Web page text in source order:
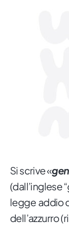
Si scrive «
(dall’inglese “
legge addio
dell’azzurro